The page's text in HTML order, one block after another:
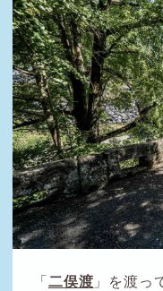
「二俣渡 」を渡っ